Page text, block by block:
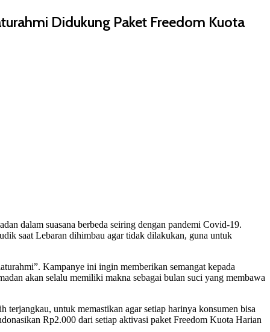
Didukung Paket Freedom Kuota
dalam suasana berbeda seiring dengan pandemi Covid-19.
saat Lebaran dihimbau agar tidak dilakukan, guna untuk
Kampanye ini ingin memberikan semangat kepada
akan selalu memiliki makna sebagai bulan suci yang membawa
untuk memastikan agar setiap harinya konsumen bisa
Rp2.000 dari setiap aktivasi paket Freedom Kuota Harian